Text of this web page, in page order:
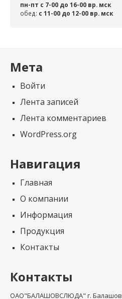
пн-пт с 7-00 до 16-00 вр. мск
обед: c 11-00 до 12-00 вр. мск
Мета
Войти
Лента записей
Лента комментариев
WordPress.org
Навигация
Главная
О компании
Информация
Продукция
Контакты
Контакты
ОАО"БАЛАШОВСЛЮДА" г. Балашов